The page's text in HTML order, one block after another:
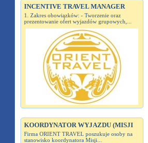
INCENTIVE TRAVEL MANAGER
1. Zakres obowiązków: - Tworzenie oraz
prezentowanie ofert wyjazdów grupowych,...
KOORDYNATOR WYJAZDU (MISJI
Firma ORIENT TRAVEL poszukuje osoby na
stanowisko koordynatora Misji...